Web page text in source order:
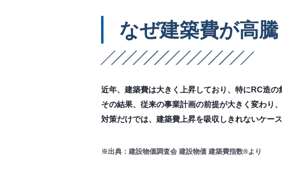
なぜ建築費が高
近年、建築費は大きく上昇しており、特にRC造
その結果、従来の事業計画の前提が大きく変わり
対策だけでは、建築費上昇を吸収しきれないケー
※出典：建設物価調査会 建設物価 建築費指数®より